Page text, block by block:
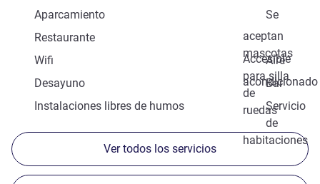
Aparcamiento
Se
aceptan
mascotas
Restaurante
Accesible
para silla
de
ruedas
Wifi
Aire
acondicionado
Desayuno
Bar
Instalaciones libres de humos
Servicio
de
habitaciones
Ver todos los servicios